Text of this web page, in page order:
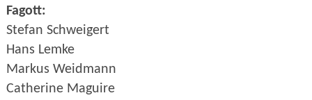
Fagott:
Stefan Schweigert
Hans Lemke
Markus Weidmann
Catherine Maguire